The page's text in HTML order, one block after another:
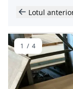
Lotul
1 / 4